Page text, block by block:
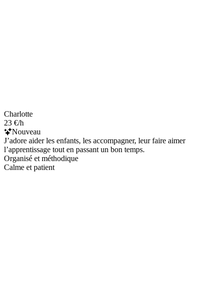
Charlotte
23 €/h
Nouveau
J’adore aider les enfants, les accompagner, leur faire aimer
l’apprentissage tout en passant un bon temps.
Organisé et méthodique
Calme et patient